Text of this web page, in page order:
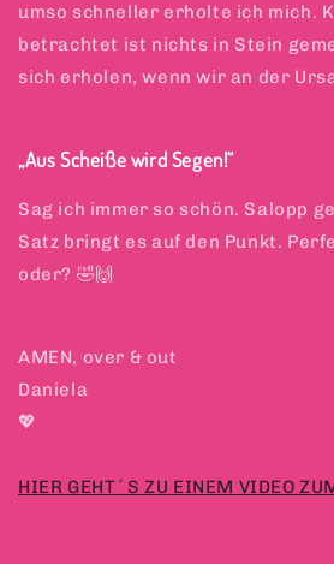
umso schneller erholte ich mich.
betrachtet ist nichts in Stein
sich erholen, wenn wir an der
„Aus Scheiße wird Segen!“
Sag ich immer so schön. Salopp
Satz bringt es auf den Punkt.
oder? 🤣🙌
AMEN, over & out
Daniela
💖
HIER GEHT´S ZU EINEM VIDEO